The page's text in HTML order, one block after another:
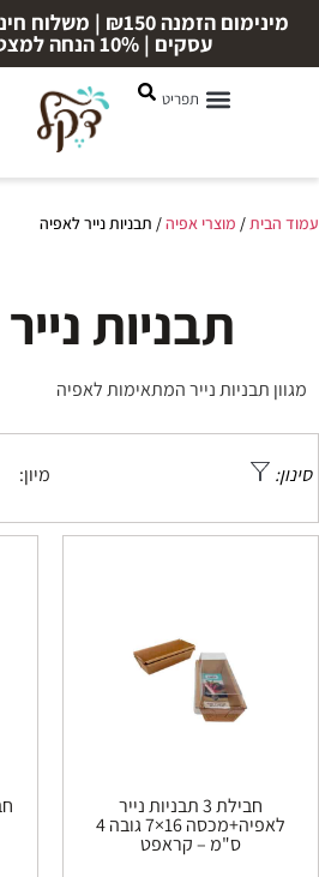
עסקים | 10% הנחה למצטרפים חדשים
עמוד הבית/ מוצרי אפיה/ תבניות נייר לאפיה
תבניות
מגוון תבניות נייר המתאימות לאפיה
סינון: מיון:
חבילת 3 תבניות נייר
לאפיה+מכסה 16×7 גובה 4
ס"מ – קראפט